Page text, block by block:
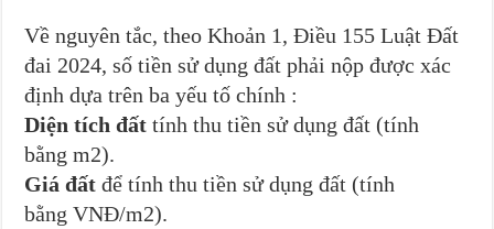
Về nguyên tắc, theo Khoản 1, Điều 155 Luật Đất
đai 2024, số tiền sử dụng đất phải nộp được xác
định dựa trên ba yếu tố chính :
Diện tích đất tính thu tiền sử dụng đất (tính
bằng m2).
Giá đất để tính thu tiền sử dụng đất (tính
bằng VNĐ/m2).